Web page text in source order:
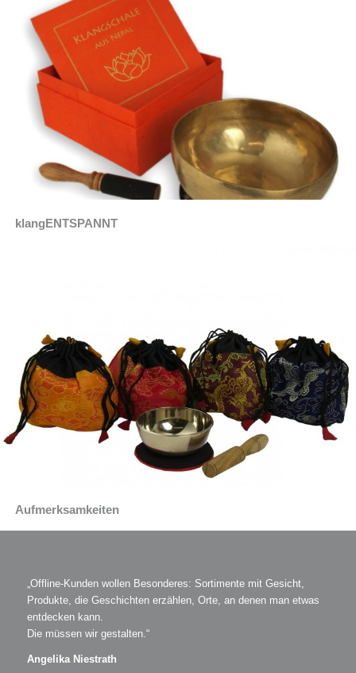
klangENTSPANNT
Aufmerksamkeiten
„Offline-Kunden wollen Besonderes: Sortimente mit Gesicht,
Produkte, die Geschichten erzählen, Orte, an denen man etwas
entdecken kann.
Die müssen wir gestalten.“
Angelika Niestrath